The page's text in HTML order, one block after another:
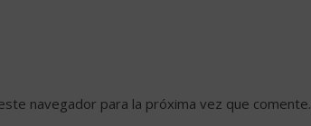
navegador para la próxima vez que comente.